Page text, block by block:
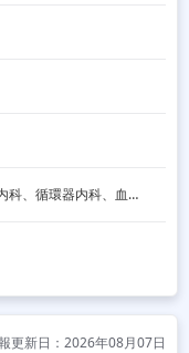
呼吸器内科、一般内科、消化器内科、循環器内科、血液内科、脳神経内科、内分泌内科、老人内科、その他
更新日：2026年08月07日